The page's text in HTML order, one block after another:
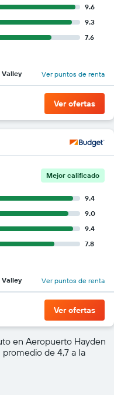
9.6
9.3
7.6
Valley Ver puntos de renta
Ver ofertas
Mejor calificado
9.4
9.0
9.4
7.8
Valley Ver puntos de renta
Ver ofertas
en Aeropuerto Hayden
de 4,7 a la